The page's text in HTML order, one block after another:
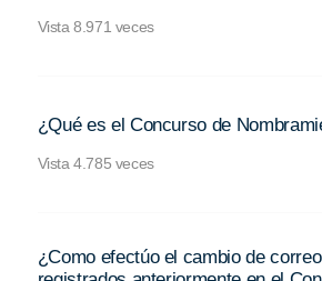
Vista 8.971 veces
¿Qué es el Concurso de
Vista 4.785 veces
¿Como efectúo el cambio de